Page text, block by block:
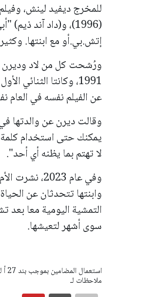
للمخرج ديفيد لينش،
إتش.بي.أو مع ابنتها.
ورُشحت كل من لاد وديرن
1991، وكانتا
عن الفيلم نفسه في العام
يمكنك حتى استخدام كلمة
لا تهتم بما يظنه أي أحد".
وفي عام
وابنتها تتحدثان عن
التمشية اليومية معا بعد
سوى أشهر لتعيشها.
ملاحظات لـ